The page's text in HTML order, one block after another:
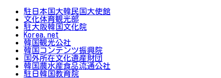
駐日本国大韓民国大使館
文化体育観光部
駐大阪韓国文化院
Korea.net
韓国観光公社
韓国コンテンツ振興院
国外所在文化遺産財団
韓国農水産食品流通公社
駐日韓国教育院